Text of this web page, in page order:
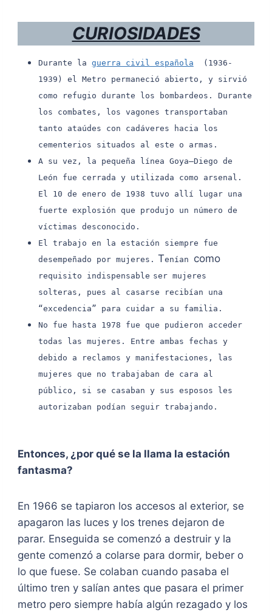
CURIOSIDADES
Durante la guerra civil española (1936-
1939) el Metro permaneció abierto, y sirvió
como refugio durante los bombardeos. Durante
los combates, los vagones transportaban
tanto ataúdes con cadáveres hacia los
cementerios situados al este o armas.
A su vez, la pequeña línea Goya–Diego de
León fue cerrada y utilizada como arsenal.
El 10 de enero de 1938 tuvo allí lugar una
fuerte explosión que produjo un número de
víctimas desconocido.
El trabajo en la estación siempre fue
desempeñado por mujeres. Tenían como
requisito indispensable ser mujeres
solteras, pues al casarse recibían una
“excedencia” para cuidar a su familia.
No fue hasta 1978 fue que pudieron acceder
todas las mujeres. Entre ambas fechas y
debido a reclamos y manifestaciones, las
mujeres que no trabajaban de cara al
público, si se casaban y sus esposos les
autorizaban podían seguir trabajando.
Entonces, ¿por qué se la llama la estación
fantasma?
En 1966 se tapiaron los accesos al exterior, se
apagaron las luces y los trenes dejaron de
parar. Enseguida se comenzó a destruir y la
gente comenzó a colarse para dormir, beber o
lo que fuese. Se colaban cuando pasaba el
último tren y salían antes que pasara el primer
metro pero siempre había algún rezagado y los